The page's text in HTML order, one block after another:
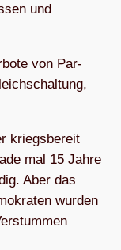
und
von Par­
kriegs­be­reit
mal 15 Jahre
Aber das
wur­den